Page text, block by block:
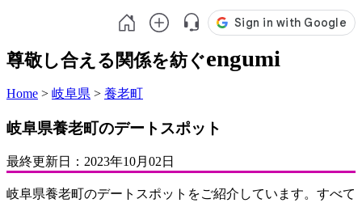
尊敬し合える関係を紡ぐengumi
Home > 岐阜県 > 養老町
岐阜県養老町のデートスポット
最終更新日： 2023年10月02日
岐阜県養老町のデートスポットをご紹介しています。すべて